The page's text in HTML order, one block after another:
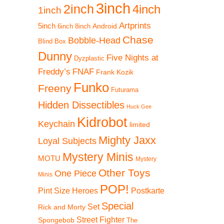
In den
Warenkorb
1inch 2inch 3inch4inch
5inch 6inch 8inch Android Artprints
Blind Box Bobble-Head Chase
Dunny Dyzplastic Five Nights at
Freddy’s FNAF Frank Kozik
Freeny Funko Futurama
Hidden Dissectibles Huck Gee
Keychain Kidrobot limited
Loyal Subjects Mighty Jaxx
MOTU Mystery Minis Mystery
Minis One Piece Other Toys
Pint Size Heroes POP! Postkarte
Rick and Morty Set Special
Spongebob Street Fighter The